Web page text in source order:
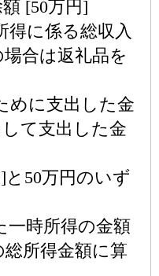
[50万円]
得に係る総収入
合は返礼品を
めに支出した金
て支出した金
50万円のいず
時所得の金額
所得金額に算